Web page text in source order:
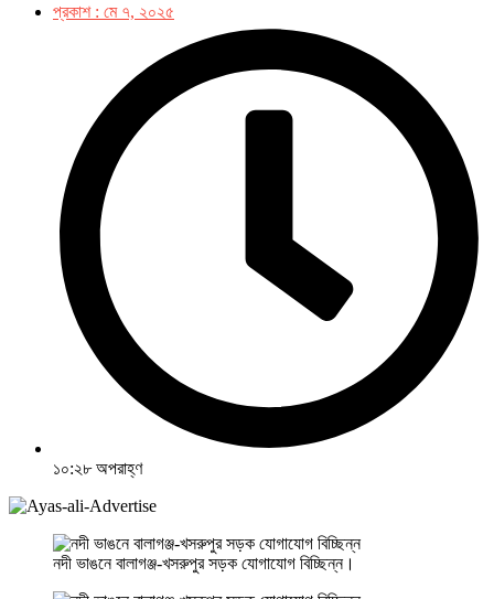
প্রকাশ : মে ৭, ২০২৫
১০:২৮ অপরাহ্ণ
নদী ভাঙনে বালাগঞ্জ-খসরুপুর সড়ক যোগাযোগ বিচ্ছিন্ন।